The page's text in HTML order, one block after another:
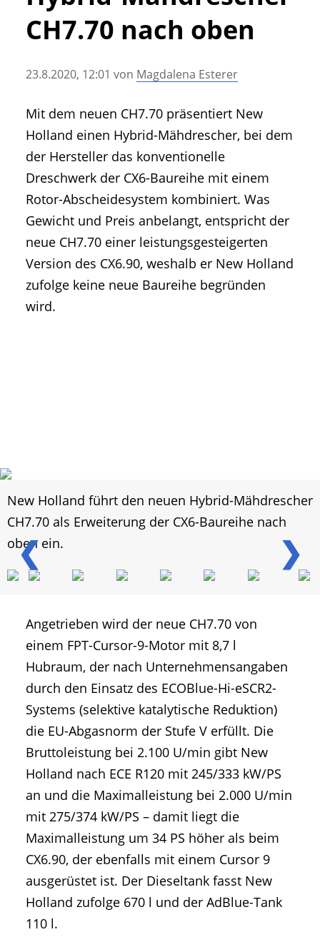
• Geschichte und Geschichten
• Messen und Veranstaltungen
• Agritechnica Neuheiten Archiv
CH7.70 nach oben
23.8.2020, 12:01 von Magdalena Esterer
Mit dem neuen CH7.70 präsentiert New
Holland einen Hybrid-Mähdrescher, bei dem
der Hersteller das konventionelle
Dreschwerk der CX6-Baureihe mit einem
Rotor-Abscheidesystem kombiniert. Was
Gewicht und Preis anbelangt, entspricht der
neue CH7.70 einer leistungsgesteigerten
Version des CX6.90, weshalb er New Holland
zufolge keine neue Baureihe begründen
wird.
❮ ❯
New Holland führt den neuen Hybrid-Mähdrescher
CH7.70 als Erweiterung der CX6-Baureihe nach
oben ein.
Angetrieben wird der neue CH7.70 von
einem FPT-Cursor-9-Motor mit 8,7 l
Hubraum, der nach Unternehmensangaben
durch den Einsatz des ECOBlue-Hi-eSCR2-
Systems (selektive katalytische Reduktion)
die EU-Abgasnorm der Stufe V erfüllt. Die
Bruttoleistung bei 2.100 U/min gibt New
Holland nach ECE R120 mit 245/333 kW/PS
an und die Maximalleistung bei 2.000 U/min
mit 275/374 kW/PS – damit liegt die
Maximalleistung um 34 PS höher als beim
CX6.90, der ebenfalls mit einem Cursor 9
ausgerüstet ist. Der Dieseltank fasst New
Holland zufolge 670 l und der AdBlue-Tank
110 l.